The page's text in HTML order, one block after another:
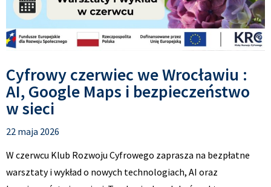
Cyfrowy czerwiec we Wrocławiu :
AI, Google Maps i bezpieczeństwo
w sieci
22 maja 2026
W czerwcu Klub Rozwoju Cyfrowego zaprasza na bezpłatne
warsztaty i wykład o nowych technologiach, AI oraz